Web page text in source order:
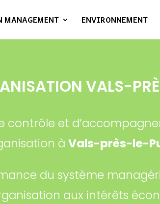
MANAGEMENT ENVIRONNEMENT
VALS-
contrôle et
à Vals-près-le-
du système
aux intérêts